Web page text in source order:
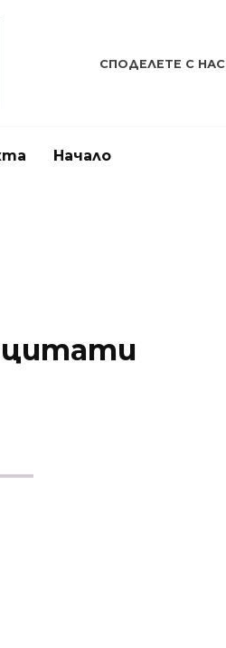
СПОДЕЛЕТЕ С НАС
Начало